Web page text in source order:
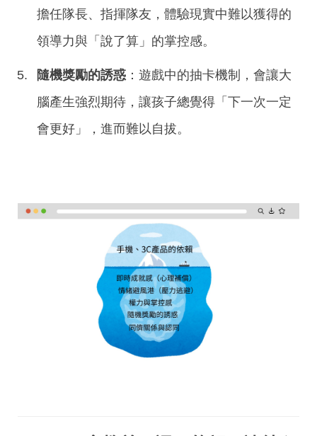
擔任隊長、指揮隊友，體驗現實中難以獲得的
領導力與「說了算」的掌控感。
隨機獎勵的誘惑 ：遊戲中的抽卡機制，會讓大
腦產生強烈期待，讓孩子總覺得「下一次一定
會更好」，進而難以自拔。